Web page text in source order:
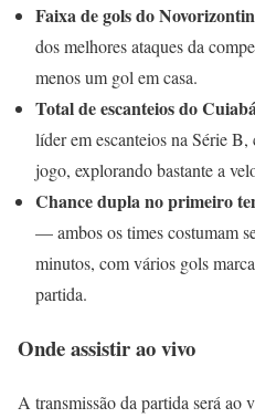
Faixa de gols do
dos melhores ataques da
menos um gol em casa.
Total de escanteios do
líder em escanteios na Série
jogo, explorando bastante a
Chance dupla no primeiro
— ambos os times costumam
minutos, com vários gols
partida.
Onde assistir ao vivo
A transmissão da partida será ao